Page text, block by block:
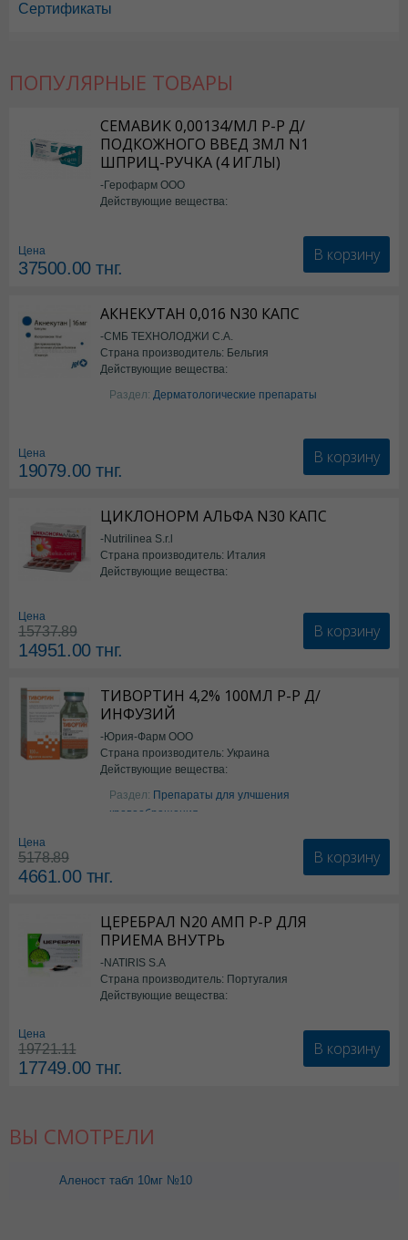
Сертификаты
ПОПУЛЯРНЫЕ ТОВАРЫ
СЕМАВИК 0,00134/МЛ Р-Р Д/
ПОДКОЖНОГО ВВЕД 3МЛ N1
ШПРИЦ-РУЧКА (4 ИГЛЫ)
-Герофарм ООО
Действующие вещества:
Цена
37500.00тнг.
В корзину
АКНЕКУТАН 0,016 N30 КАПС
-СМБ ТЕХНОЛОДЖИ С.А.
Страна производитель: Бельгия
Действующие вещества:
Изотретиноин
Раздел: Дерматологические препараты
Цена
19079.00тнг.
В корзину
ЦИКЛОНОРМ АЛЬФА N30 КАПС
-Nutrilinea S.r.l
Страна производитель: Италия
Действующие вещества:
Цена
15737.89
14951.00тнг.
В корзину
ТИВОРТИН 4,2% 100МЛ Р-Р Д/
ИНФУЗИЙ
-Юрия-Фарм ООО
Страна производитель: Украина
Действующие вещества:
Аргинин
Раздел: Препараты для улчшения
кровообращения
Цена
5178.89
4661.00тнг.
В корзину
ЦЕРЕБРАЛ N20 АМП Р-Р ДЛЯ
ПРИЕМА ВНУТРЬ
-NATIRIS S.A
Страна производитель: Португалия
Действующие вещества:
Цена
19721.11
17749.00тнг.
В корзину
ВЫ СМОТРЕЛИ
Аленост табл 10мг №10